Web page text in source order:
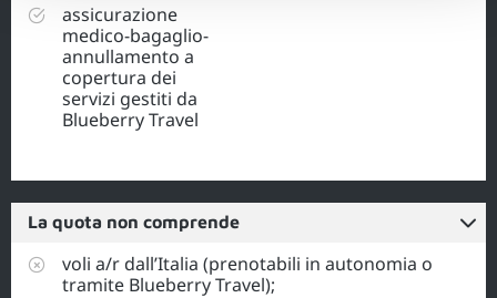
assicurazione
medico-bagaglio-
annullamento a
copertura dei
servizi gestiti da
Blueberry Travel
La quota non comprende
voli a/r dall’Italia (prenotabili in autonomia o
tramite Blueberry Travel);